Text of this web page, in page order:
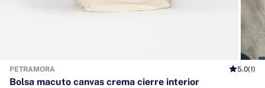
PETRAMORA 5.0(1)
Bolsa macuto canvas crema cierre interior